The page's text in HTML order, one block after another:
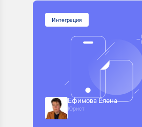
Интеграция
Ефимова Елена
Юрист